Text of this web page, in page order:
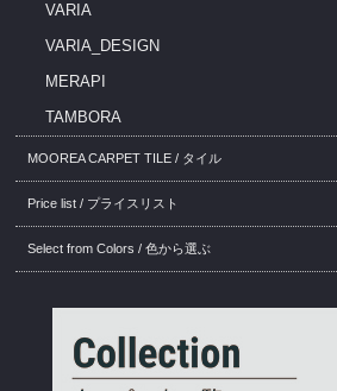
VARIA
VARIA_DESIGN
MERAPI
TAMBORA
MOOREA CARPET TILE / タイル
Price list / プライスリスト
Select from Colors / 色から選ぶ